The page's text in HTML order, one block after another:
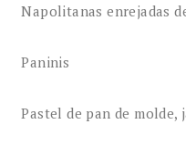
Napolitanas enrejadas
Paninis
Pastel de pan de molde,